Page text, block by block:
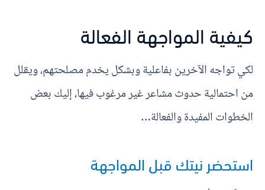
كيفية المواجهة الفعالة
لكي تواجه الآخرين بفاعلية وبشكل يخدم مصلحتهم، ويقلل
من احتمالية حدوث مشاعر غير مرغوب فيها، إليك بعض
الخطوات المفيدة والفعالة…
استحضر نيتك قبل المواجهة